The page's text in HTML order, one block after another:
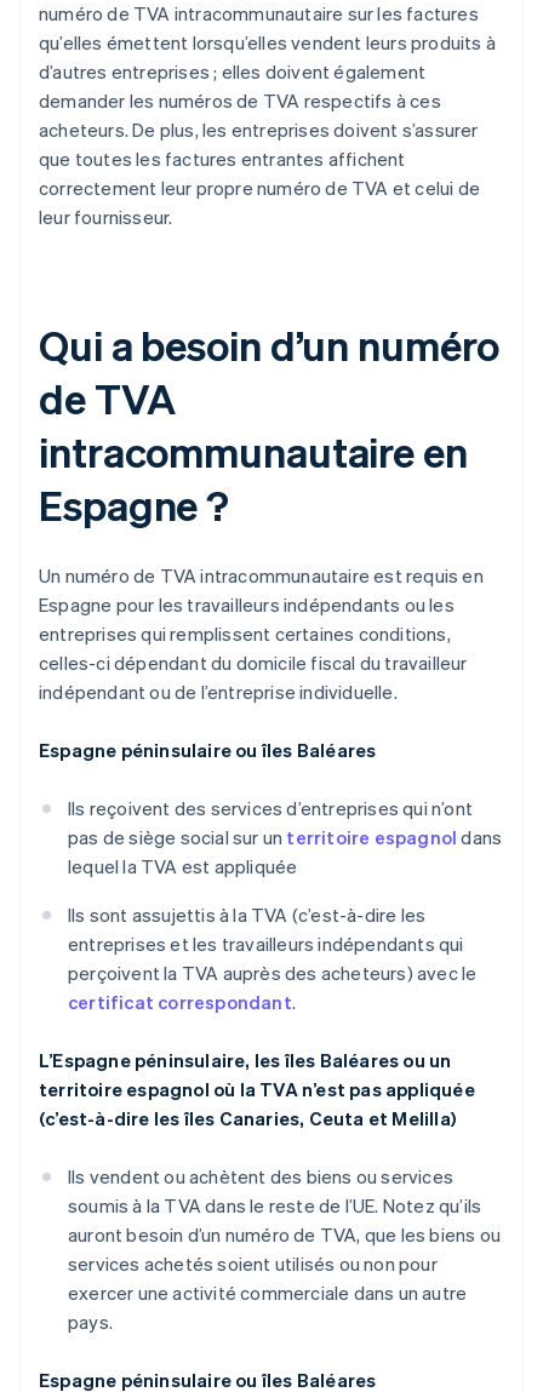
numéro de TVA intracommunautaire sur les factures
qu’elles émettent lorsqu’elles vendent leurs produits à
d’autres entreprises ; elles doivent également
demander les numéros de TVA respectifs à ces
acheteurs. De plus, les entreprises doivent s’assurer
que toutes les factures entrantes affichent
correctement leur propre numéro de TVA et celui de
leur fournisseur.
Qui a besoin d’un numéro
de TVA
intracommunautaire en
Espagne ?
Un numéro de TVA intracommunautaire est requis en
Espagne pour les travailleurs indépendants ou les
entreprises qui remplissent certaines conditions,
celles-ci dépendant du domicile fiscal du travailleur
indépendant ou de l’entreprise individuelle.
Espagne péninsulaire ou îles Baléares
Ils reçoivent des services d’entreprises qui n’ont
pas de siège social sur un territoire espagnol dans
lequel la TVA est appliquée
Ils sont assujettis à la TVA (c’est-à-dire les
entreprises et les travailleurs indépendants qui
perçoivent la TVA auprès des acheteurs) avec le
certificat correspondant.
L’Espagne péninsulaire, les îles Baléares ou un
territoire espagnol où la TVA n’est pas appliquée
(c’est-à-dire les îles Canaries, Ceuta et Melilla)
Ils vendent ou achètent des biens ou services
soumis à la TVA dans le reste de l’UE. Notez qu’ils
auront besoin d’un numéro de TVA, que les biens ou
services achetés soient utilisés ou non pour
exercer une activité commerciale dans un autre
pays.
Espagne péninsulaire ou îles Baléares